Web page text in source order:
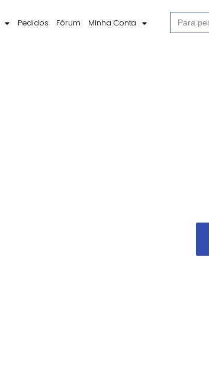
Pedidos Fórum Minha Conta
Procurar
por: